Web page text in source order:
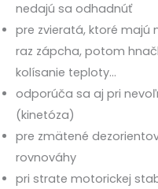
nedajú sa odhadnúť
pre zvieratá, ktoré majú
raz zápcha, potom
kolísanie teploty…
odporúča sa aj pri
(kinetóza)
pre zmätené
rovnováhy
pri strate motorickej